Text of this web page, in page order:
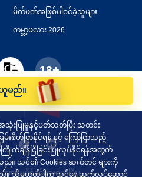
မိတ်ဖက်အဖြစ်ပါဝင်ခဲ့သူများ
ကမ္ဘာ့ဖလား 2026
။ မူပိုင်ခွင့်များရယူပြီး။
မည်။
းပြုမှုနှင့်ပတ်သတ်ပြီး သတင်း
းစိတ်ဖြာနိုင်ရန် နှင့် ကြော်ငြာသည့်
ကြိုက်ချိန်ငြိခြင်းပြုလုပ်နိုင်ရန်အတွက်
သည်။ သင်၏ Cookies ဆက်တင် များကို
ါသည်။ သို့မဟုတ်ပါက သင်ရှေ့ဆက်လုပ်ဆောင်